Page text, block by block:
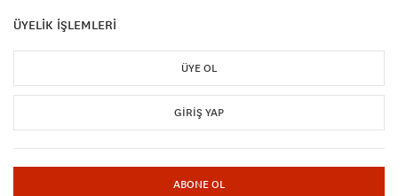
ÜYELİK İŞLEMLERİ
ÜYE OL
GIRIŞ YAP
ABONE OL